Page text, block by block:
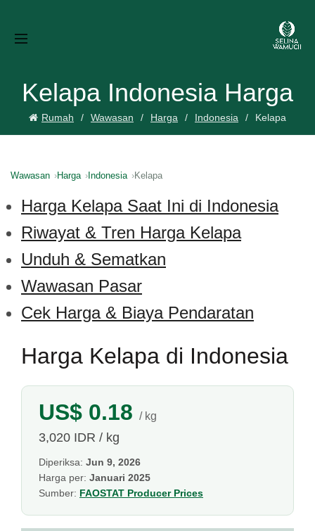
Kelapa Indonesia Harga
Rumah Wawasan Harga Indonesia Kelapa
Wawasan Harga Indonesia Kelapa
Harga Kelapa Saat Ini di Indonesia
Riwayat & Tren Harga Kelapa
Unduh & Sematkan
Wawasan Pasar
Cek Harga & Biaya Pendaratan
Harga Kelapa di Indonesia
US$ 0.18 / kg
3,020 IDR / kg
Diperiksa: Jun 9, 2026
Harga per: Januari 2025
Sumber: FAOSTAT Producer Prices